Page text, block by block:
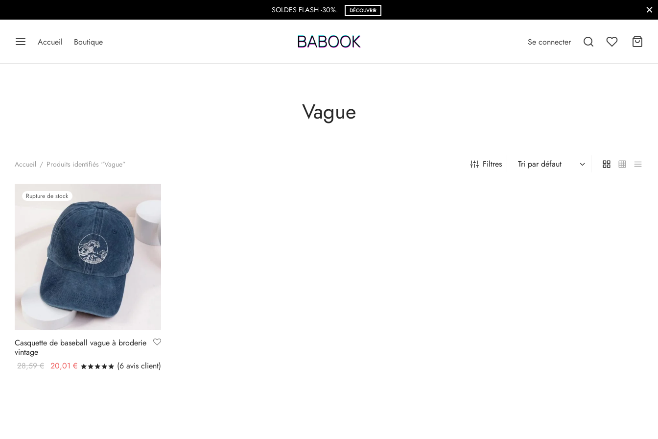
SOLDES FLASH -30%. DÉCOUVRIR
Accueil Boutique Se connecter
Vague
Accueil / Produits identifiés “Vague” Filtres
Rupture de stock
Casquette de baseball vague à broderie
vintage
28,59€
Le prix
20,01 € Le prix
Notésur 5 basé sur
(6avis client)